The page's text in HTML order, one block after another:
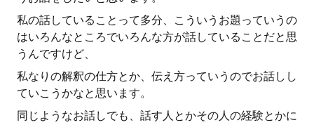
私の話していることって多分、こういうお題っていうの
はいろんなところでいろんな方が話していることだと思
うんですけど、
私なりの解釈の仕方とか、伝え方っていうのでお話しし
ていこうかなと思います。
同じようなお話しでも、話す人とかその人の経験とかに